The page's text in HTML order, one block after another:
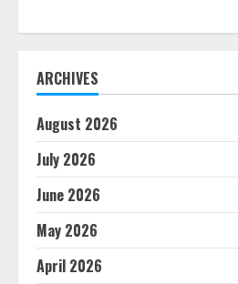
ARCHIVES
August 2026
July 2026
June 2026
May 2026
April 2026